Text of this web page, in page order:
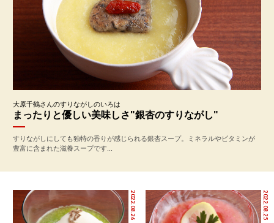
大原千鶴さんのすりながしのいろは
まったりと優しい美味しさ"銀杏のすりながし"
すりながしにしても独特の香りが感じられる銀杏スープ。ミネラルやビタミンが
豊富に含まれた滋養スープです...
2022.08.26 2022.08.25